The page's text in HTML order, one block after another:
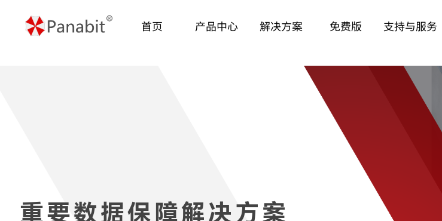
重要数据保障解决方案
首页 产品中心 解决方案 免费版 支持与服务